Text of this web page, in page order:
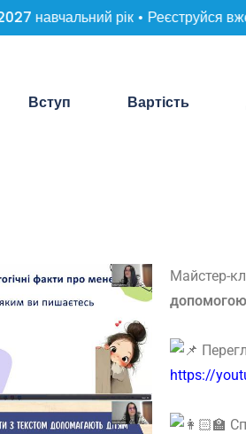
навчальний рік • Реєструйся
Вступ Вартість
Майстер-
https://